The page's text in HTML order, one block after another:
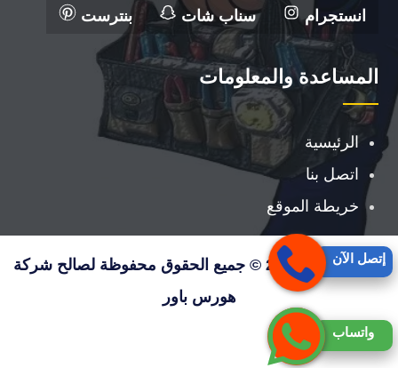
انستجرام سناب شات بنترست
المساعدة والمعلومات
الرئيسية
اتصل بنا
خريطة الموقع
حقوق النشر 2026 © جميع الحقوق محفوظة لصالح شركة
هورس باور
واتساب
إتصل الآن